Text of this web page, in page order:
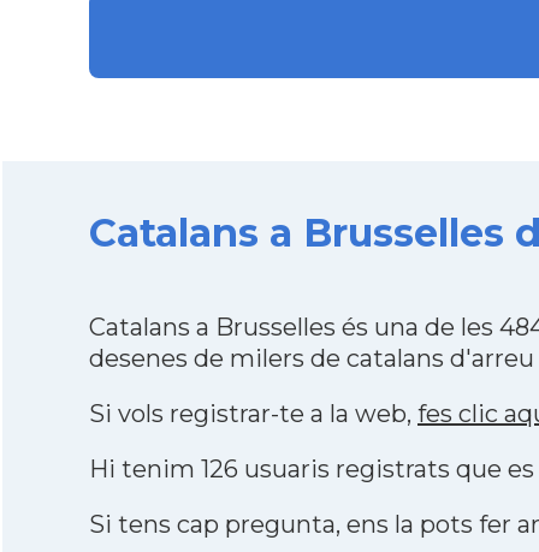
Catalans a Brusselles
Catalans a Brusselles és una de les
desenes de milers de catalans
Si vols registrar-te a la web, fes clic
Hi tenim 126 usuaris registrats que
Si tens cap pregunta, ens la pots fer